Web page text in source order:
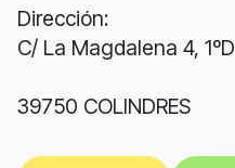
Dirección:
C/ La Magdalena 4, 1ºD
39750 COLINDRES